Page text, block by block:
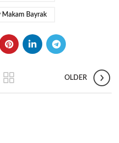
Makam Bayrak
OLDER